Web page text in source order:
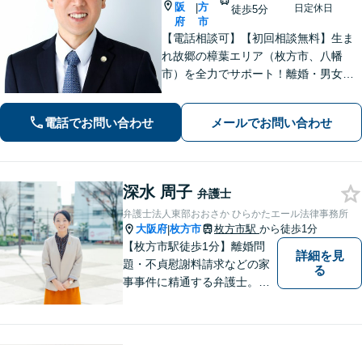
阪
府
|方
市
徒歩5分
日定休日
【電話相談可】【初回相談無料】生ま
れ故郷の樟葉エリア（枚方市、八幡
市）を全力でサポート！離婚・男女問
交通事故などに注力。どんな小さなお
悩みでお気軽にご相談ください【夜
間・休日面談】【完全個室】【樟葉駅5
分】
電話でお問い合わせ メールでお問い合わせ
深水 周子 弁護士
弁護士法人東部おおさか ひらかたエール法律事務所
大阪府|枚方市 枚方市駅 から徒歩1分
【枚方市駅徒歩1分】離婚問
題・不貞慰謝料請求などの家
事事件に精通する弁護士。依
詳細を見
る